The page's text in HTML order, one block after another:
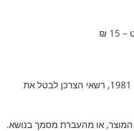
בהתאם לחוק הגנת הצרכן, תשמ"א 1981, רשאי הצרכן לבטל את